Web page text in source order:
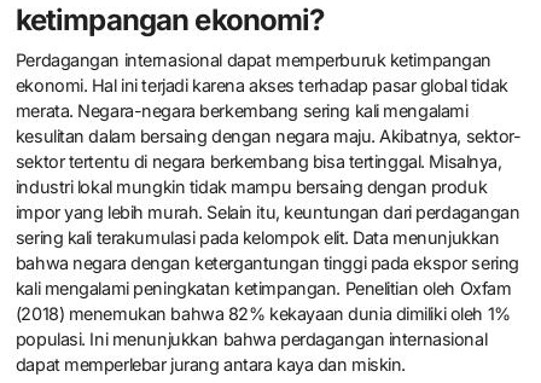
ketimpangan ekonomi?
Perdagangan internasional dapat memperburuk ketimpangan
ekonomi. Hal ini terjadi karena akses terhadap pasar global tidak
merata. Negara-negara berkembang sering kali mengalami
kesulitan dalam bersaing dengan negara maju. Akibatnya, sektor-
sektor tertentu di negara berkembang bisa tertinggal. Misalnya,
industri lokal mungkin tidak mampu bersaing dengan produk
impor yang lebih murah. Selain itu, keuntungan dari perdagangan
sering kali terakumulasi pada kelompok elit. Data menunjukkan
bahwa negara dengan ketergantungan tinggi pada ekspor sering
kali mengalami peningkatan ketimpangan. Penelitian oleh Oxfam
(2018) menemukan bahwa 82% kekayaan dunia dimiliki oleh 1%
populasi. Ini menunjukkan bahwa perdagangan internasional
dapat memperlebar jurang antara kaya dan miskin.